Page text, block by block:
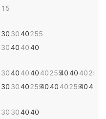
15
30
30
30
40
40
40
255
40
30
30
40
30
40
40
40
255
40
40
255
40
40
40
40
255
40
40
255
40
30 304040